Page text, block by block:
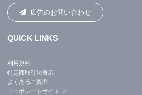
広告のお問い合わせ
QUICK LINKS
利用規約
特定商取引法表示
よくあるご質問
コーポレートサイト